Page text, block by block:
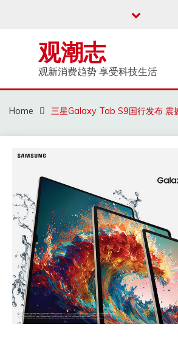
观潮志
观新消费趋势 享受科技生活
Home 三星Galaxy Tab S9国行发布 震